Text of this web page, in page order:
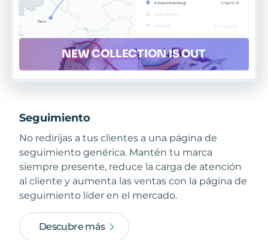
Seguimiento
No redirijas a tus clientes a una página de
seguimiento genérica. Mantén tu marca
siempre presente, reduce la carga de atención
al cliente y aumenta las ventas con la página de
seguimiento líder en el mercado.
Descubre más